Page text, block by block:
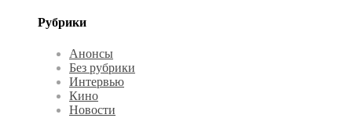
Рубрики
Анонсы
Без рубрики
Интервью
Кино
Новости